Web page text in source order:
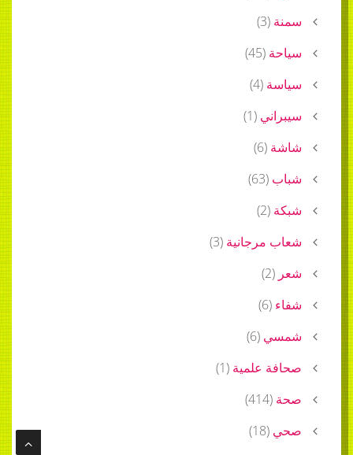
سمنة (
3
)
سياحة (
45
)
سياسة (
4
)
سيبراني (
1
)
شاشة (
6
)
شباب (
63
)
شبكة (
2
)
شعاب مرجانية (
3
)
شعر (
2
)
شفاء (
6
)
شمسي (
6
)
صحافة علمية (
1
)
صحة (
414
)
صحي (
18
)